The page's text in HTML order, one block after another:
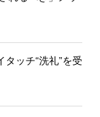
タッチ“洗礼”を受